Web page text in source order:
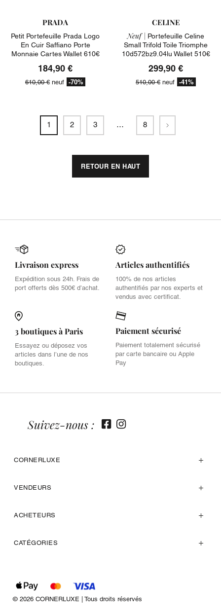
PRADA
Petit Portefeuille Prada Logo
En Cuir Saffiano Porte
Monnaie Cartes Wallet 610€
184,90 €
610,00 € neuf -70%
CELINE
Neuf | Portefeuille Celine
Small Trifold Toile Triomphe
10d572bz9.04lu Wallet 510€
299,90 €
510,00 € neuf -41%
1 2 3 … 8 Suivant
RETOUR EN HAUT
Livraison express
Expédition sous 24h. Frais de
port offerts dès 500€ d’achat.
Articles authentifiés
100% de nos articles
authentifiés par nos experts et
vendus avec certificat.
3 boutiques à Paris
Essayez ou déposez vos
articles dans l’une de nos
boutiques.
Paiement sécurisé
Paiement totalement sécurisé
par carte bancaire ou Apple
Pay
CORNERLUXE
VENDEURS
ACHETEURS
CATÉGORIES
Suivez-nous :
© 2026 CORNERLUXE | Tous droits réservés